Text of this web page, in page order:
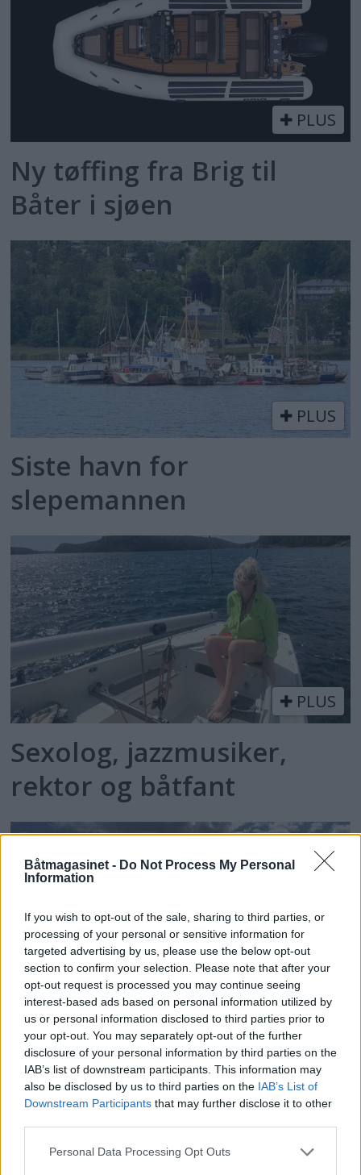
Båtmagasinet - Do Not Process My Personal
Information
If you wish to opt-out of the sale, sharing to third parties, or
processing of your personal or sensitive information for
targeted advertising by us, please use the below opt-out
section to confirm your selection. Please note that after your
opt-out request is processed you may continue seeing
interest-based ads based on personal information utilized by
us or personal information disclosed to third parties prior to
your opt-out. You may separately opt-out of the further
disclosure of your personal information by third parties on the
IAB’s list of downstream participants. This information may
also be disclosed by us to third parties on the IAB’s List of
Downstream Participants that may further disclose it to other
Personal Data Processing Opt Outs
PLUS
Ny tøffing fra Brig til
Båter i sjøen
PLUS
Siste havn for
slepemannen
PLUS
Sexolog, jazzmusiker,
rektor og båtfant
PLUS
Motorbåtdefilering i Risør